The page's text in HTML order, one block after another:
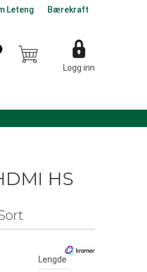
Leteng Bærekraft
Logg inn
HS
Lengde